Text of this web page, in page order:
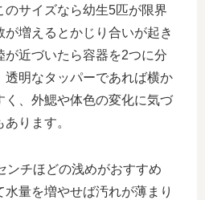
のサイズなら幼生5匹が限界
が増えるとかじり合いが起き
が近づいたら容器を2つに分
透明なタッパーであれば横か
く、外鰓や体色の変化に気づ
ります。
ンチほどの浅めがおすすめ
量を増やせば汚れが薄まり